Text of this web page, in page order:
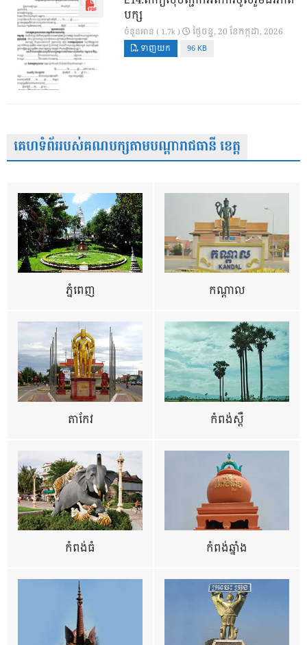
បក្ស
ចំនួនអាន ( 1.7k ) ថ្ងៃ​ចន្ទ, 20 ខែ​កក្កដា, 2026
ទាញយក 96 KB
គេហទំព័ររបស់គណបក្សតាមបណ្តារាជធានី ខេត្ត
ភ្នំពេញ កណ្តាល
តាកែវ កំពង់ស្ពឺ
កំពង់ធំ កំពង់ឆ្នាំង